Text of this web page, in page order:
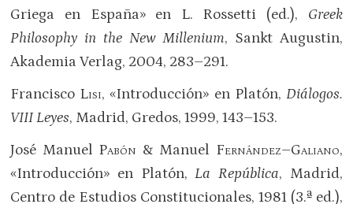
Griega en España» en L. Rossetti (ed.), Greek
Philosophy in the New Millenium, Sankt Augustin,
Akademia Verlag, 2004, 283–291.
Francisco Lisi, «Introducción» en Platón, Diálogos.
VIII Leyes, Madrid, Gredos, 1999, 143–153.
José Manuel Pabón & Manuel Fernández–Galiano,
«Introducción» en Platón,La República, Madrid,
Centro de Estudios Constitucionales, 1981 (3.ª ed.),